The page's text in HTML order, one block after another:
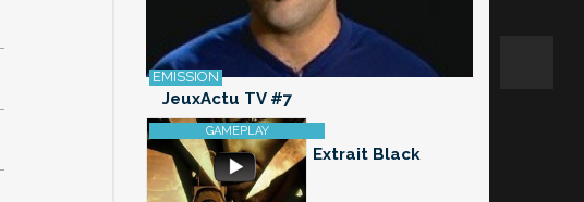
JeuxActu TV #7
Extrait Black